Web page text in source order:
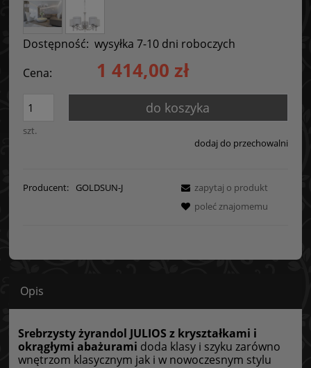
Dostępność: wysyłka 7-10 dni roboczych
Cena:
1 414,00 zł
szt.
do koszyka
dodaj do przechowalni
Producent: GOLDSUN-J
zapytaj o produkt
poleć znajomemu
Opis
Srebrzysty żyrandol JULIOS z kryształkami i
okrągłymi abażurami doda klasy i szyku zarówno
wnętrzom klasycznym jak i w nowoczesnym stylu